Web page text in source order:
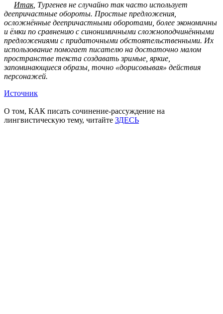
Итак, Тургенев не случайно так часто использует
деепричастные обороты. Простые предложения,
осложнённые деепричастными оборотами, более экономичны
и ёмки по сравнению с синонимичными сложноподчинёнными
предложениями с придаточными обстоятельственными. Их
использование помогает писателю на достаточно малом
пространстве текста создавать зримые, яркие,
запоминающиеся образы, точно «дорисовывая» действия
персонажей.
Источник
О том, КАК писать сочинение-рассуждение на
лингвистическую тему, читайте ЗДЕСЬ